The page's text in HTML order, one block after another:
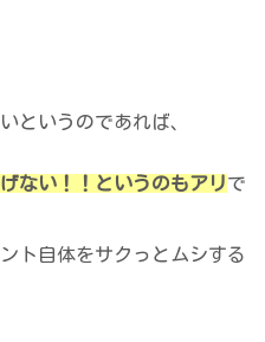
というのであれば、
ない！！というのもアリで
ト自体をサクっとムシする